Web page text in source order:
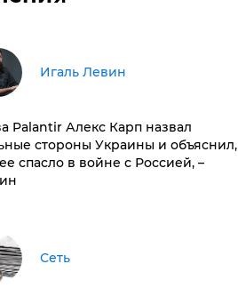
Игаль Левин
Palantir Алекс Карп назвал
стороны Украины и объяснил,
спасло в войне с Россией, –
Сеть